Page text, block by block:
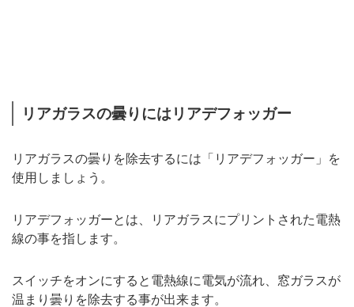
リアガラスの曇りにはリアデフォッガー
リアガラスの曇りを除去するには「リアデフォッガー」を
使用しましょう。
リアデフォッガーとは、リアガラスにプリントされた電熱
線の事を指します。
スイッチをオンにすると電熱線に電気が流れ、窓ガラスが
温まり曇りを除去する事が出来ます。